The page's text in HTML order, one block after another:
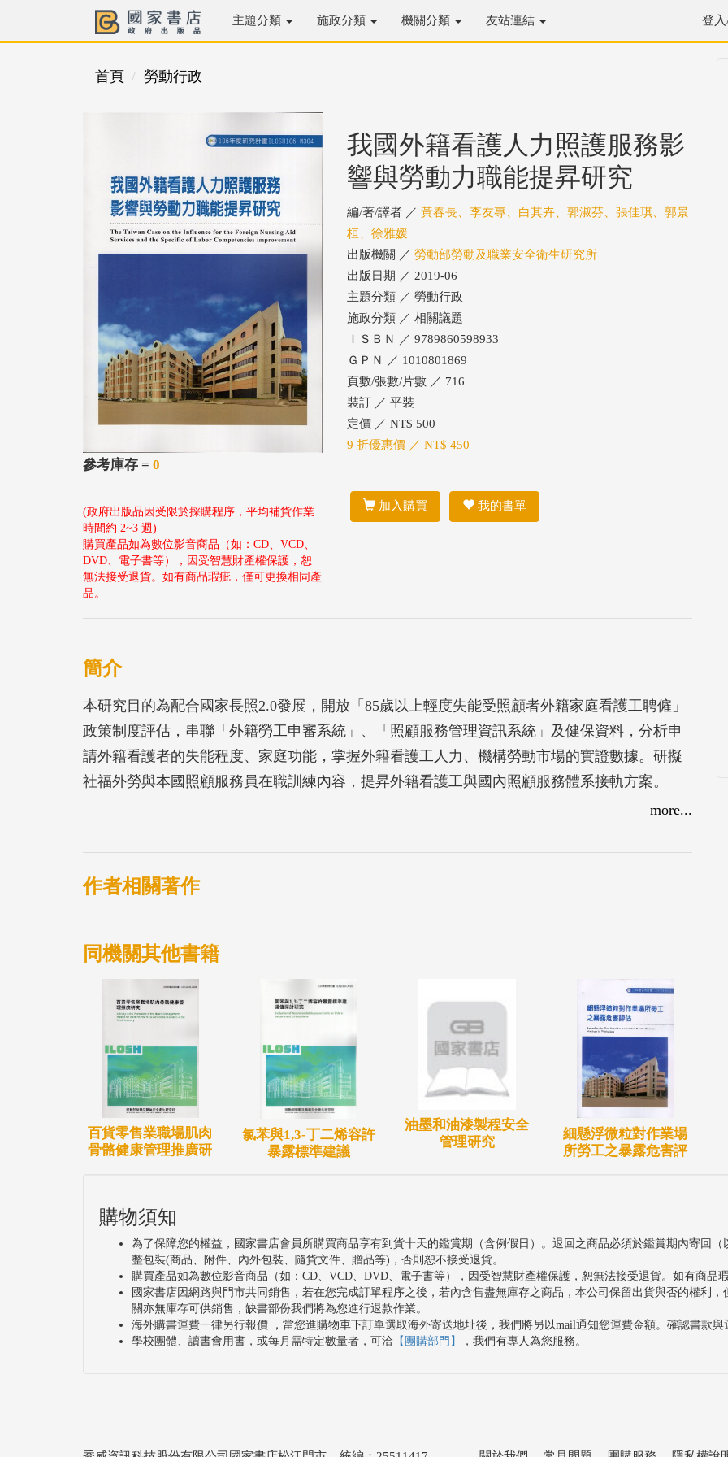
主題分類 施政分類 機關分類 友站連結 登
首頁 勞動行政
參考庫存 = 0
(政府出版品因受限於採購程序，平均補貨作業
時間約 2~3 週)
購買產品如為數位影音商品（如：CD、VCD、
DVD、電子書等），因受智慧財產權保護，恕
無法接受退貨。如有商品瑕疵，僅可更換相同產
品。
我國外籍看護人力照護服務影
響與勞動力職能提昇研究
編/著/譯者 ／ 黃春長、李友專、白其卉、郭淑芬、張佳琪、郭景
桓、徐雅媛
出版機關 ／ 勞動部勞動及職業安全衛生研究所
出版日期 ／ 2019-06
主題分類 ／ 勞動行政
施政分類 ／ 相關議題
ＩＳＢＮ ／ 9789860598933
ＧＰＮ ／ 1010801869
頁數/張數/片數 ／ 716
裝訂 ／ 平裝
定價 ／ NT$ 500
9 折優惠價 ／ NT$ 450
加入購買 我的書單
簡介
本研究目的為配合國家長照2.0發展，開放「85歲以上輕度失能受照顧者外籍家庭看護工聘僱」
政策制度評估，串聯「外籍勞工申審系統」、「照顧服務管理資訊系統」及健保資料，分析申
請外籍看護者的失能程度、家庭功能，掌握外籍看護工人力、機構勞動市場的實證數據。研擬
社福外勞與本國照顧服務員在職訓練內容，提昇外籍看護工與國內照顧服務體系接軌方案。
more...
作者相關著作
同機關其他書籍
百貨零售業職場肌肉
骨骼健康管理推廣研
氯苯與1,3-丁二烯容許
暴露標準建議
油墨和油漆製程安全
管理研究
細懸浮微粒對作業場
所勞工之暴露危害評
購物須知
為了保障您的權益，國家書店會員所購買商品享有到貨十天的鑑賞期（含例假日）。退回之商品必須於鑑賞期內寄回
整包裝(商品、附件、內外包裝、隨貨文件、贈品等)，否則恕不接受退貨。
購買產品如為數位影音商品（如：CD、VCD、DVD、電子書等），因受智慧財產權保護，恕無法接受退貨。如有商品
國家書店因網路與門市共同銷售，若在您完成訂單程序之後，若內含售盡無庫存之商品，本公司保留出貨與否的權利
關亦無庫存可供銷售，缺書部份我們將為您進行退款作業。
海外購書運費一律另行報價 ，當您進購物車下訂單選取海外寄送地址後，我們將另以mail通知您運費金額。確認書款
學校團體、讀書會用書，或每月需特定數量者，可洽 【團購部門】 ，我們有專人為您服務。